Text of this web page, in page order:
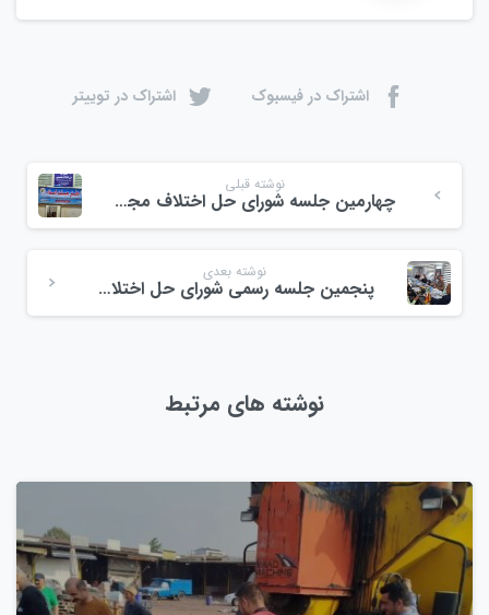
اشتراک در فیسبوک اشتراک در توییتر
نوشته قبلی
چهارمین جلسه شورای حل اختلاف مجتمع میوه و تره‌بار ولی‌عصر
نوشته بعدی
پنجمین جلسه رسمی شورای حل اختلاف میدان میوه و تره‌بار ولیعصر
نوشته های مرتبط